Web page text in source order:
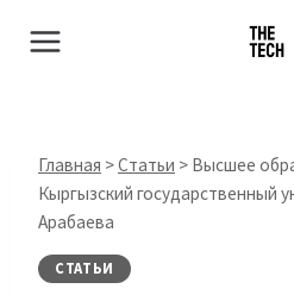
Главная >Статьи > Высшее
Кыргызский государственный
Арабаева
СТАТЬИ